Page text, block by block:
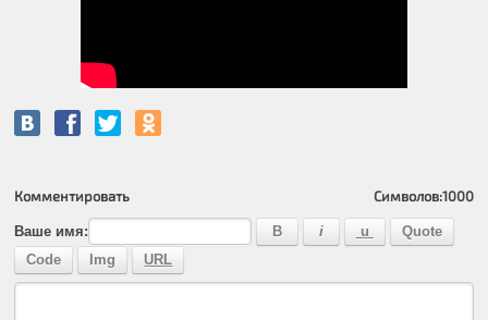
Комментировать Символов:1000
Ваше имя: